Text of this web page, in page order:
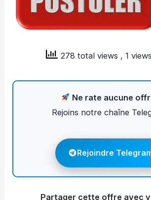
278 total views , 1
Ne rate aucune
Rejoins notre chaîne
Rejoindre
Partager cette offre avec